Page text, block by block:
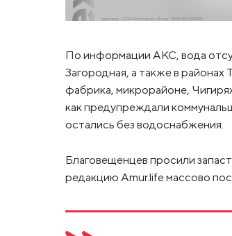
По информации АКС, вода
Загородная, а также в
фабрика, микрорайоне,
как предупреждали
остались без водоснабжения.
Благовещенцев просили
редакцию Amur.life массово